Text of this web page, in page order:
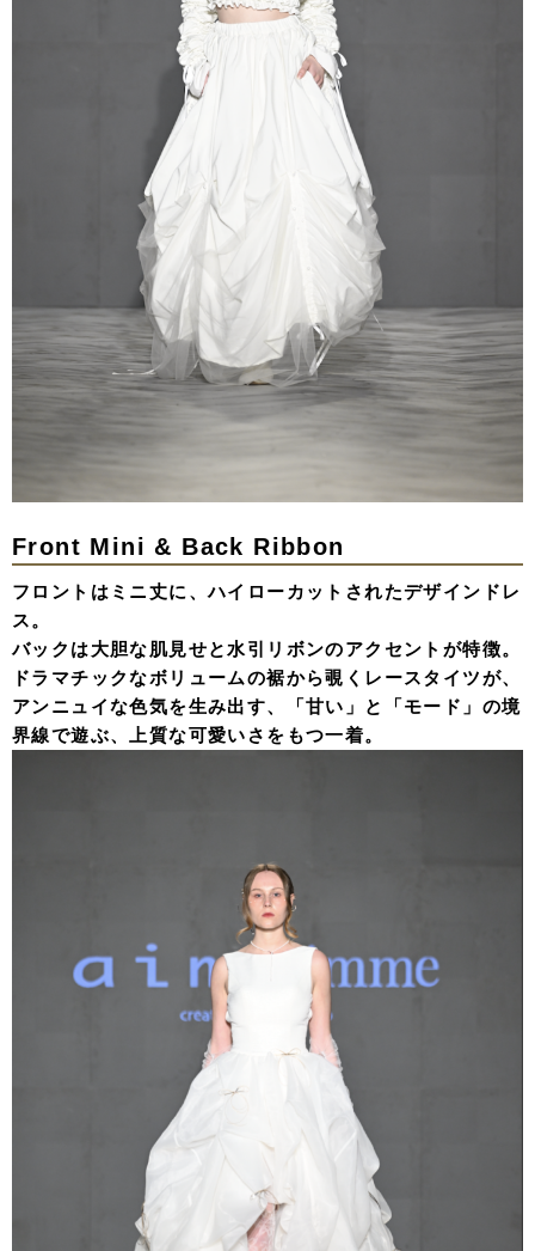
Front Mini & Back Ribbon
フロントはミニ丈に、ハイローカットされたデザインドレ
ス。
バックは大胆な肌見せと水引リボンのアクセントが特徴。
ドラマチックなボリュームの裾から覗くレースタイツが、
アンニュイな色気を生み出す、「甘い」と「モード」の境
界線で遊ぶ、上質な可愛いさをもつ一着。